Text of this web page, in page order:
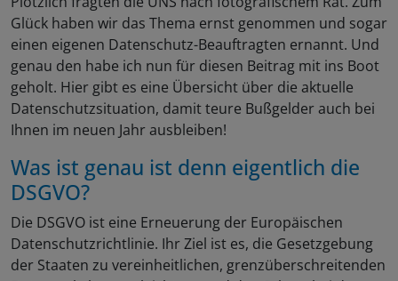
Glück haben wir das Thema ernst genommen und sogar
einen eigenen Datenschutz-Beauftragten ernannt. Und
genau den habe ich nun für diesen Beitrag mit ins Boot
geholt. Hier gibt es eine Übersicht über die aktuelle
Datenschutzsituation, damit teure Bußgelder auch bei
Ihnen im neuen Jahr ausbleiben!
Was ist genau ist denn eigentlich die
DSGVO?
Die DSGVO ist eine Erneuerung der Europäischen
Datenschutzrichtlinie. Ihr Ziel ist es, die Gesetzgebung
der Staaten zu vereinheitlichen, grenzüberschreitenden